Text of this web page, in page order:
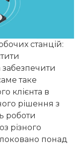
станцій:
таке
клієнта в
рішення з
роботи
різного
понад